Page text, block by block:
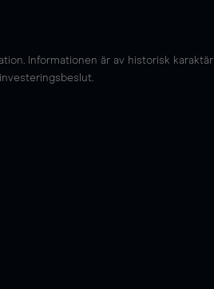
Informationen är av historisk karaktär